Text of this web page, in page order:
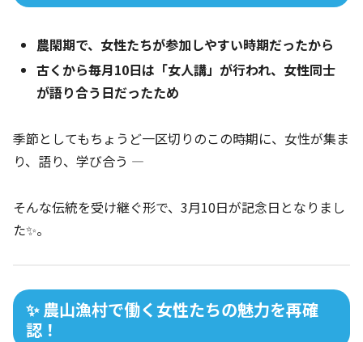
農閑期で、女性たちが参加しやすい時期だったから
古くから毎月10日は「女人講」が行われ、女性同士
が語り合う日だったため
季節としてもちょうど一区切りのこの時期に、女性が集ま
り、語り、学び合う —
そんな伝統を受け継ぐ形で、3月10日が記念日となりまし
た✨。
✨ 農山漁村で働く女性たちの魅力を再確
認！